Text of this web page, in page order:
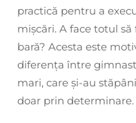
practică pentru a
mișcări. A face totul
bară? Acesta este
diferența între
mari, care și-au
doar prin determinare.